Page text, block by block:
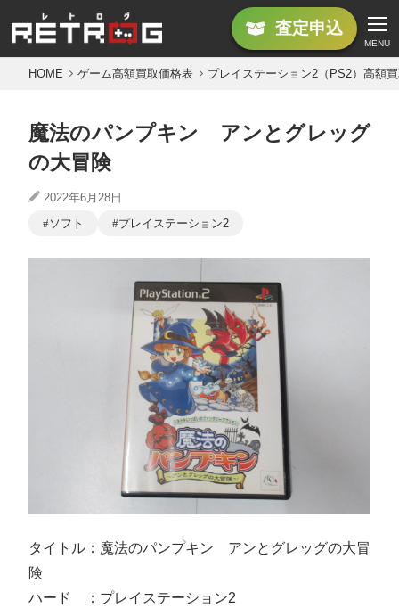
査定申込
MENU
HOME ゲーム高額買取価格表 プレイステーション2（PS2）高額
魔法のパンプキン アンとグレッグ
の大冒険
2022年6月28日
ソフト
プレイステーション2
タイトル：魔法のパンプキン アンとグレッグの大冒
険
ハード ：プレイステーション2